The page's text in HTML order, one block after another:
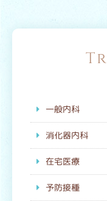
一般内科
消化器内科
在宅医療
予防接種